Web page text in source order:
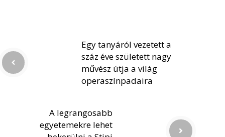
Egy tanyáról vezetett a
száz éve született nagy
művész útja a világ
operaszínpadaira
A legrangosabb
egyetemekre lehet